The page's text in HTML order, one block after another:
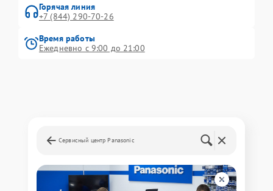
Горячая линия
+7 (844) 290-70-26
Время работы
Ежедневно с 9:00 до 21:00
Сервисный центр Panasonic